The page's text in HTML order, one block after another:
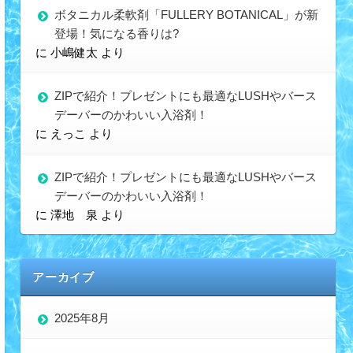
ボタニカル柔軟剤「FULLERY BOTANICAL」が新
登場！気になる香りは?
に 小嶋健太 より
ZIPで紹介！プレゼントにも最適なLUSHやバース
デーバーのかわいい入浴剤！
に えっこ より
ZIPで紹介！プレゼントにも最適なLUSHやバース
デーバーのかわいい入浴剤！
に 澤地 泉 より
アーカイブ
2025年8月